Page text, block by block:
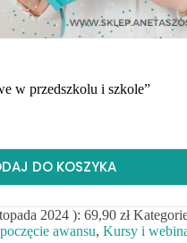
w przedszkolu i szkole”
DO KOSZYKA
2024 ): 69,90 zł
awansu, Kursy i